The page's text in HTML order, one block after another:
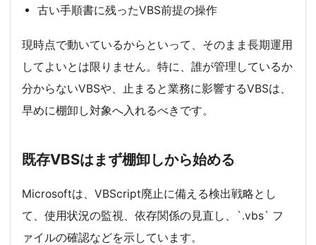
古い手順書に残ったVBS前提の操作
現時点で動いているからといって、そのまま長期運用
してよいとは限りません。特に、誰が管理しているか
分からないVBSや、止まると業務に影響するVBSは、
早めに棚卸し対象へ入れるべきです。
既存VBSはまず棚卸しから始める
Microsoftは、VBScript廃止に備える検出戦略とし
て、使用状況の監視、依存関係の見直し、`.vbs` フ
ァイルの確認などを示しています。